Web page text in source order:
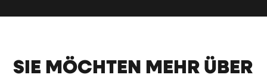
SIE MÖCHTEN MEHR ÜBER